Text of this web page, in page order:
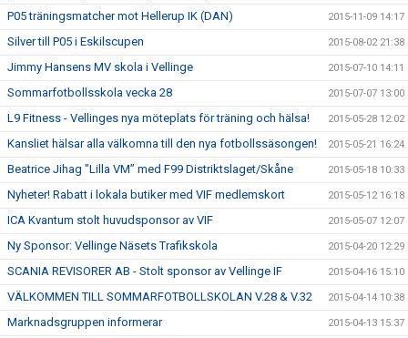
P05 träningsmatcher mot Hellerup IK (DAN) 2015-11-09 14:17
Silver till P05 i Eskilscupen 2015-08-02 21:38
Jimmy Hansens MV skola i Vellinge 2015-07-10 14:11
Sommarfotbollsskola vecka 28 2015-07-07 13:00
L9 Fitness - Vellinges nya möteplats för träning och hälsa! 2015-05-28 12:02
Kansliet hälsar alla välkomna till den nya fotbollssäsongen! 2015-05-21 16:24
Beatrice Jihag "Lilla VM” med F99 Distriktslaget/Skåne 2015-05-18 10:33
Nyheter! Rabatt i lokala butiker med VIF medlemskort 2015-05-12 16:18
ICA Kvantum stolt huvudsponsor av VIF 2015-05-07 12:07
Ny Sponsor: Vellinge Näsets Trafikskola 2015-04-20 12:29
SCANIA REVISORER AB - Stolt sponsor av Vellinge IF 2015-04-16 15:10
VÄLKOMMEN TILL SOMMARFOTBOLLSKOLAN V.28 & V.32 2015-04-14 10:38
Marknadsgruppen informerar 2015-04-13 15:37